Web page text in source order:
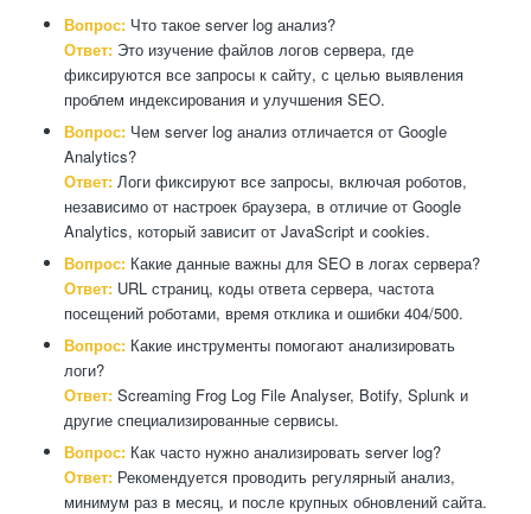
Вопрос:Что такое server log анализ?
Ответ:Это изучение файлов логов сервера, где
фиксируются все запросы к сайту, с целью выявления
проблем индексирования и улучшения SEO.
Вопрос:Чем server log анализ отличается от Google
Analytics?
Ответ:Логи фиксируют все запросы, включая роботов,
независимо от настроек браузера, в отличие от Google
Analytics, который зависит от JavaScript и cookies.
Вопрос:Какие данные важны для SEO в логах сервера?
Ответ:URL страниц, коды ответа сервера, частота
посещений роботами, время отклика и ошибки 404/500.
Вопрос:Какие инструменты помогают анализировать
логи?
Ответ:Screaming Frog Log File Analyser, Botify, Splunk и
другие специализированные сервисы.
Вопрос:Как часто нужно анализировать server log?
Ответ:Рекомендуется проводить регулярный анализ,
минимум раз в месяц, и после крупных обновлений сайта.